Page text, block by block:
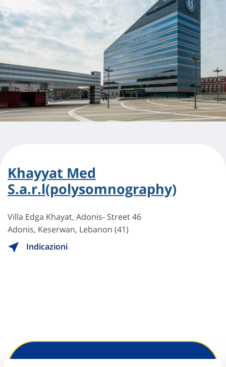
Khayyat Med
S.a.r.l(polysomnography)
Villa Edga Khayat, Adonis- Street 46
Adonis, Keserwan, Lebanon (41)
Indicazioni